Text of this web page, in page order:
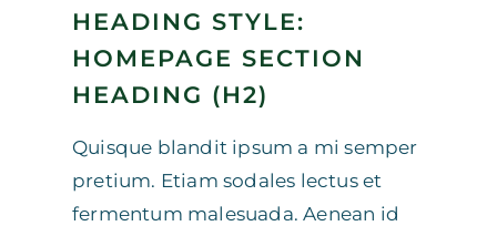
HEADING STYLE:
HOMEPAGE SECTION
HEADING (H2)
Quisque blandit ipsum a mi semper
pretium. Etiam sodales lectus et
fermentum malesuada. Aenean id